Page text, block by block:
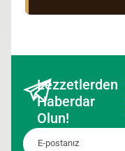
Lezzetlerden
Haberdar
Olun!